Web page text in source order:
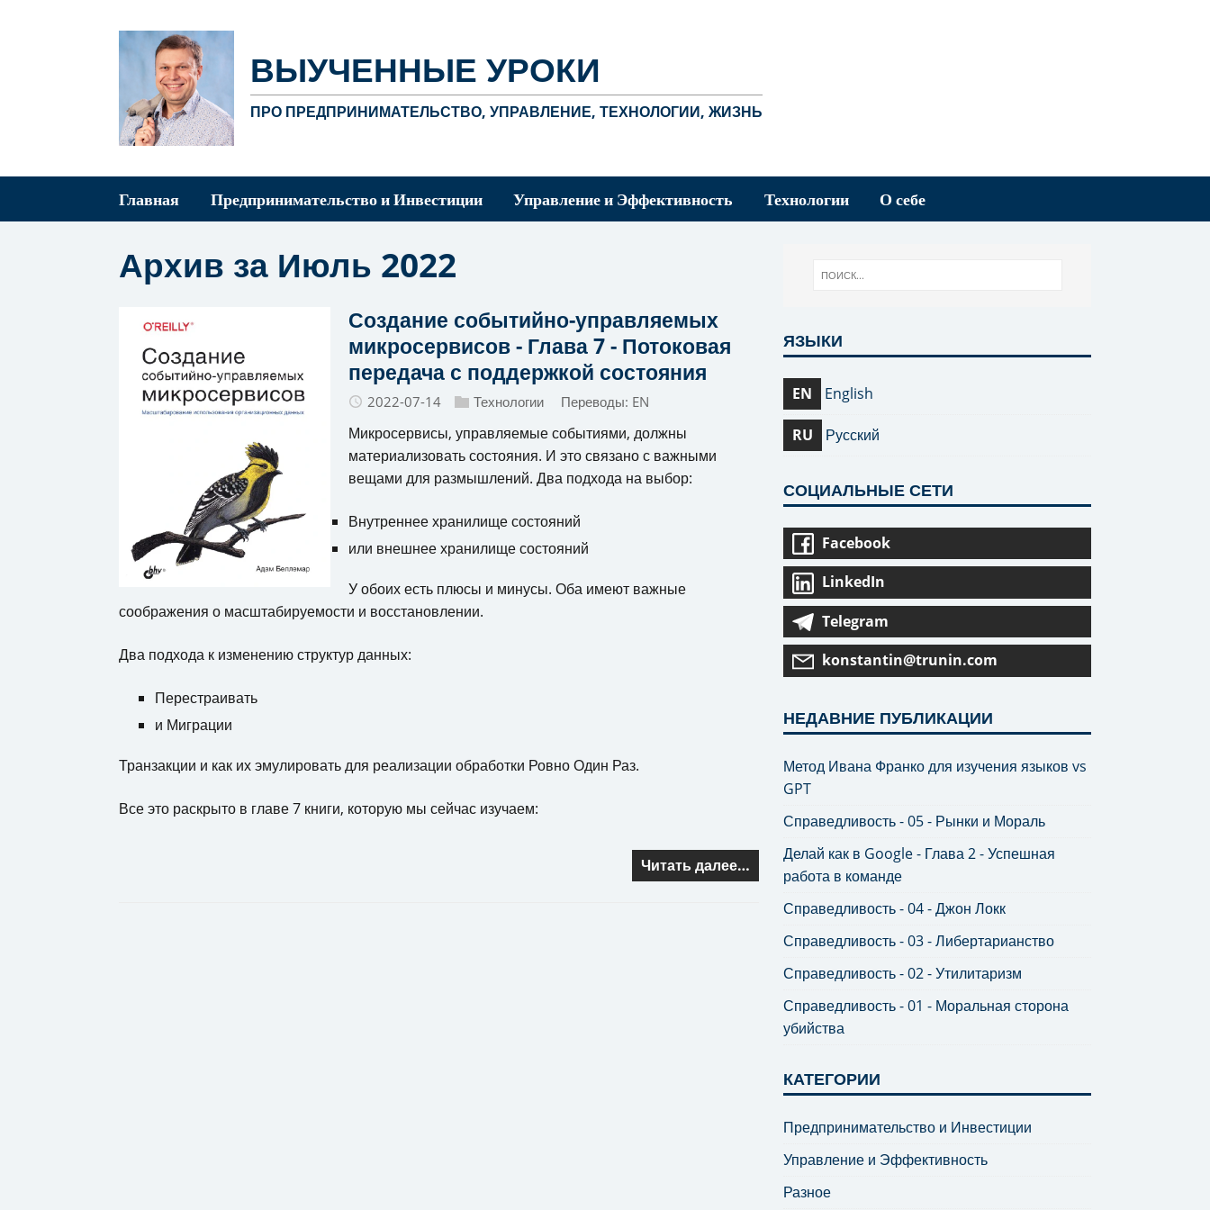
ВЫУЧЕННЫЕ УРОКИ
ПРО ПРЕДПРИНИМАТЕЛЬСТВО, УПРАВЛЕНИЕ, ТЕХНОЛОГИИ, ЖИЗНЬ
Главная Предпринимательство и Инвестиции Управление и Эффективность Технологии О себе
Архив за Июль 2022
Создание событийно-управляемых
микросервисов - Глава 7 - Потоковая
передача с поддержкой состояния
2022-07-14 Технологии Переводы: EN
Микросервисы, управляемые событиями, должны
материализовать состояния. И это связано с важными
вещами для размышлений. Два подхода на выбор:
Внутреннее хранилище состояний
или внешнее хранилище состояний
У обоих есть плюсы и минусы. Оба имеют важные
соображения о масштабируемости и восстановлении.
Два подхода к изменению структур данных:
Перестраивать
и Миграции
Транзакции и как их эмулировать для реализации обработки Ровно Один Раз.
Все это раскрыто в главе 7 книги, которую мы сейчас изучаем:
Читать далее…
ЯЗЫКИ
EN English
RU Русский
СОЦИАЛЬНЫЕ СЕТИ
Facebook
LinkedIn
Telegram
konstantin@trunin.com
НЕДАВНИЕ ПУБЛИКАЦИИ
Метод Ивана Франко для изучения языков vs
GPT
Справедливость - 05 - Рынки и Мораль
Делай как в Google - Глава 2 - Успешная
работа в команде
Справедливость - 04 - Джон Локк
Справедливость - 03 - Либертарианство
Справедливость - 02 - Утилитаризм
Справедливость - 01 - Моральная сторона
убийства
КАТЕГОРИИ
Предпринимательство и Инвестиции
Управление и Эффективность
Разное